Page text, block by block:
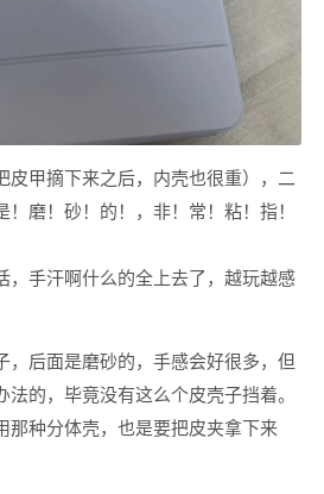
皮甲摘下来之后，内壳也很重），二
磨！砂！的！，非！常！粘！指！
，手汗啊什么的全上去了，越玩越感
，后面是磨砂的，手感会好很多，但
的，毕竟没有这么个皮壳子挡着。
那种分体壳，也是要把皮夹拿下来